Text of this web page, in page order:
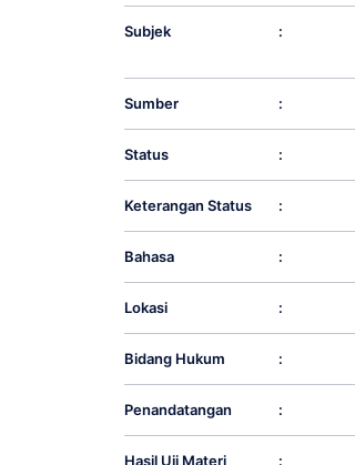
Subjek :
Sumber :
Status :
Keterangan Status :
Bahasa :
Lokasi :
Bidang Hukum :
Penandatangan :
Hasil Uji Materi :